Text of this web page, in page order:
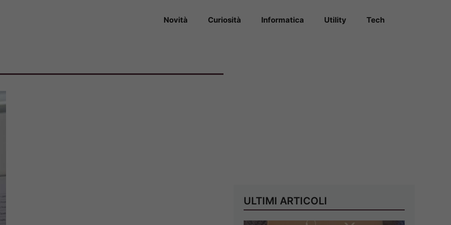
Novità Curiosità Informatica Utility Tech
ULTIMI ARTICOLI